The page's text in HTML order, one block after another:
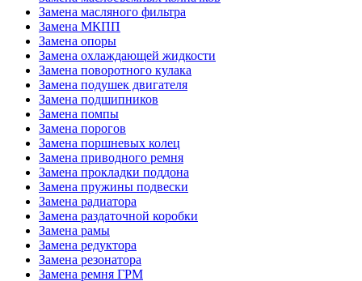
Замена масляного фильтра
Замена МКПП
Замена опоры
Замена охлаждающей жидкости
Замена поворотного кулака
Замена подушек двигателя
Замена подшипников
Замена помпы
Замена порогов
Замена поршневых колец
Замена приводного ремня
Замена прокладки поддона
Замена пружины подвески
Замена радиатора
Замена раздаточной коробки
Замена рамы
Замена редуктора
Замена резонатора
Замена ремня ГРМ